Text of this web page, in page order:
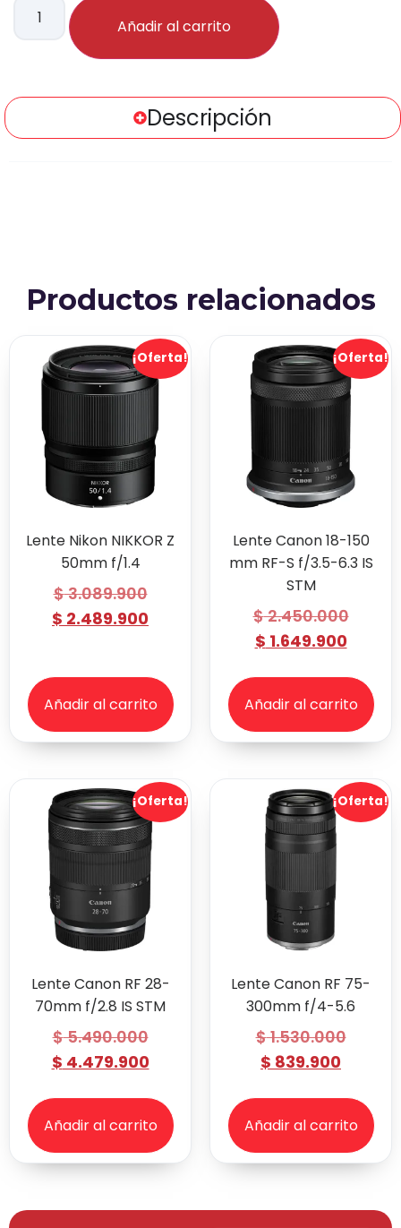
Añadir al carrito
Descripción
Productos relacionados
¡Oferta!
Lente Nikon NIKKOR Z
50mm f/1.4
$3.089.900
$ 2.489.900
Añadir al carrito
¡Oferta!
Lente Canon 18-150
mm RF-S f/3.5-6.3 IS
STM
$2.450.000
$ 1.649.900
Añadir al carrito
¡Oferta!
Lente Canon RF 28-
70mm f/2.8 IS STM
$5.490.000
$ 4.479.900
Añadir al carrito
¡Oferta!
Lente Canon RF 75-
300mm f/4-5.6
$1.530.000
$ 839.900
Añadir al carrito